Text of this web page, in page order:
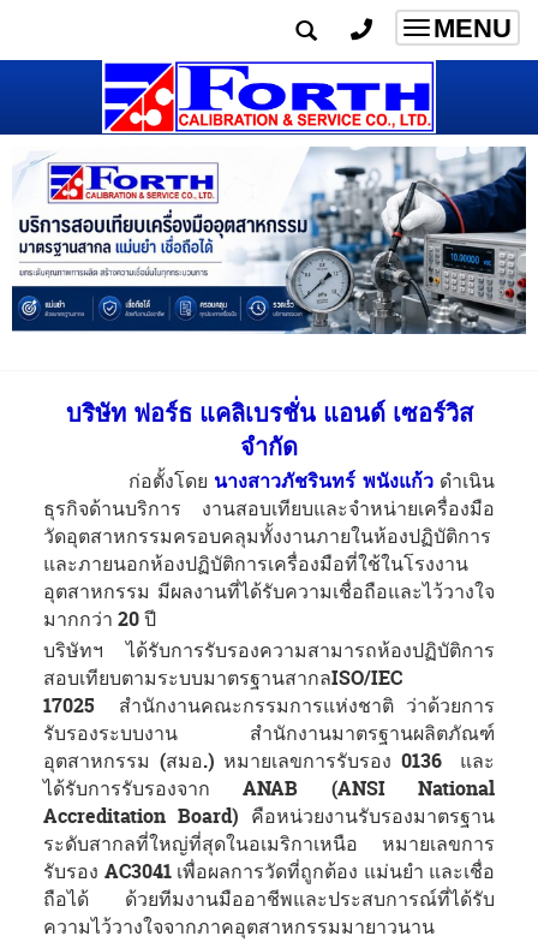
Toggle
MENU
บริษัท ฟอร์ธ แคลิเบรชั่น แอนด์ เซอร์วิส
จำกัด
ก่อตั้งโดย นางสาวภัชรินทร์ พนังแก้วดำเนิน
ธุรกิจด้านบริการ งานสอบเทียบและจำหน่ายเครื่องมือ
วัดอุตสาหกรรมครอบคลุมทั้งงานภายในห้องปฏิบัติการ
และภายนอกห้องปฏิบัติการเครื่องมือที่ใช้ในโรงงาน
อุตสาหกรรม มีผลงานที่ได้รับความเชื่อถือและไว้วางใจ
มากกว่า 20 ปี
บริษัทฯ ได้รับการรับรองความสามารถห้องปฏิบัติการ
สอบเทียบตามระบบมาตรฐานสากลISO/IEC
17025 สำนักงานคณะกรรมการแห่งชาติ ว่าด้วยการ
รับรองระบบงาน สำนักงานมาตรฐานผลิตภัณฑ์
อุตสาหกรรม (สมอ.) หมายเลขการรับรอง 0136 และ
ได้รับการรับรองจาก ANAB (ANSI National
Accreditation Board) คือหน่วยงานรับรองมาตรฐาน
ระดับสากลที่ใหญ่ที่สุดในอเมริกาเหนือ หมายเลขการ
รับรอง AC3041 เพื่อผลการวัดที่ถูกต้อง แม่นยำ และเชื่อ
ถือได้ ด้วยทีมงานมืออาชีพและประสบการณ์ที่ได้รับ
ความไว้วางใจจากภาคอุตสาหกรรมมายาวนาน